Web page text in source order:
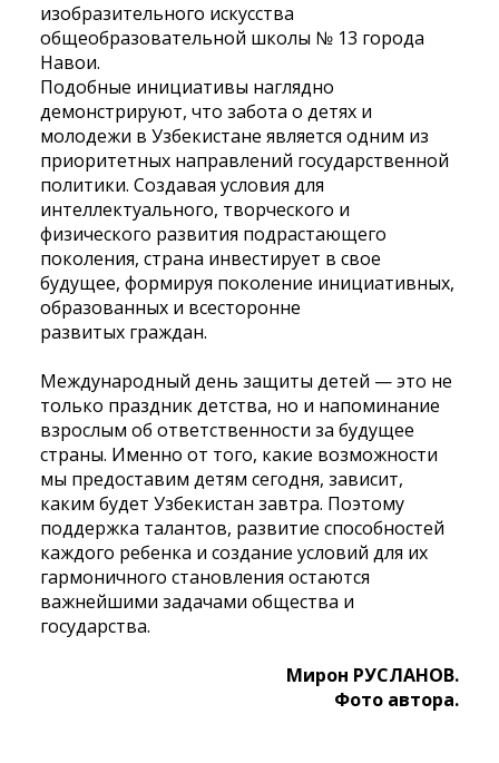
изобразительного искусства
общеобразовательной школы № 13 города
Навои.
Подобные инициативы наглядно
демонстрируют, что забота о детях и
молодежи в Узбекистане является одним из
приоритетных направлений государственной
политики. Создавая условия для
интеллектуального, творческого и
физического развития подрастающего
поколения, страна инвестирует в свое
будущее, формируя поколение инициативных,
образованных и всесторонне
развитых граждан.
Международный день защиты детей — это не
только праздник детства, но и напоминание
взрослым об ответственности за будущее
страны. Именно от того, какие возможности
мы предоставим детям сегодня, зависит,
каким будет Узбекистан завтра. Поэтому
поддержка талантов, развитие способностей
каждого ребенка и создание условий для их
гармоничного становления остаются
важнейшими задачами общества и
государства.
Мирон РУСЛАНОВ.
Фото автора.